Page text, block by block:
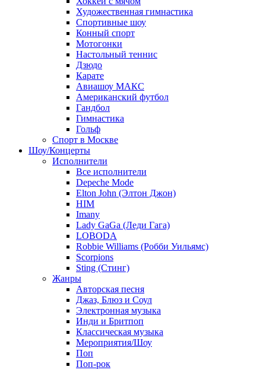
Художественная гимнастика
Спортивные шоу
Конный спорт
Мотогонки
Настольный теннис
Дзюдо
Карате
Авиашоу МАКС
Американский футбол
Гандбол
Гимнастика
Гольф
Спорт в Москве
Шоу/Концерты
Исполнители
Все исполнители
Depeche Mode
Elton John (Элтон Джон)
HIM
Imany
Lady GaGa (Леди Гага)
LOBODA
Robbie Williams (Робби Уильямс)
Scorpions
Sting (Стинг)
Жанры
Авторская песня
Джаз, Блюз и Соул
Электронная музыка
Инди и Бритпоп
Классическая музыка
Мероприятия/Шоу
Поп
Поп-рок